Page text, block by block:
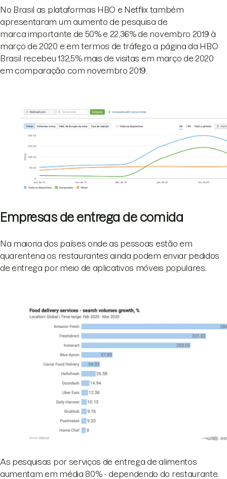
No Brasil as plataformas HBO e Netflix também
apresentaram um aumento de pesquisa de
marca importante de 50% e 22,36% de novembro 2019 à
março de 2020 e em termos de tráfego a página da HBO
Brasil recebeu 132,5% mais de visitas em março de 2020
em comparação com novembro 2019.
Empresas de entrega de comida
Na maioria dos países onde as pessoas estão em
quarentena os restaurantes ainda podem enviar pedidos
de entrega por meio de aplicativos móveis populares.
As pesquisas por serviços de entrega de alimentos
aumentam em média 80% - dependendo do restaurante.